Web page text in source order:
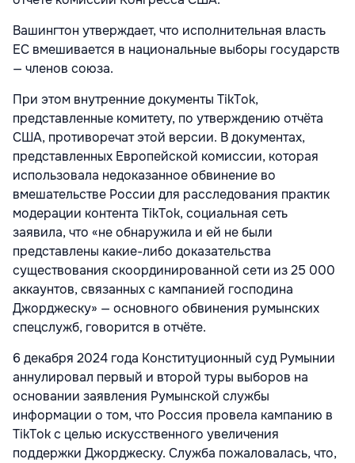
Вашингтон утверждает, что исполнительная власть
ЕС вмешивается в национальные выборы государств
— членов союза.
При этом внутренние документы TikTok,
представленные комитету, по утверждению отчёта
США, противоречат этой версии. В документах,
представленных Европейской комиссии, которая
использовала недоказанное обвинение во
вмешательстве России для расследования практик
модерации контента TikTok, социальная сеть
заявила, что «не обнаружила и ей не были
представлены какие-либо доказательства
существования скоординированной сети из 25 000
аккаунтов, связанных с кампанией господина
Джорджеску» — основного обвинения румынских
спецслужб, говорится в отчёте.
6 декабря 2024 года Конституционный суд Румынии
аннулировал первый и второй туры выборов на
основании заявления Румынской службы
информации о том, что Россия провела кампанию в
TikTok с целью искусственного увеличения
поддержки Джорджеску. Служба пожаловалась, что,